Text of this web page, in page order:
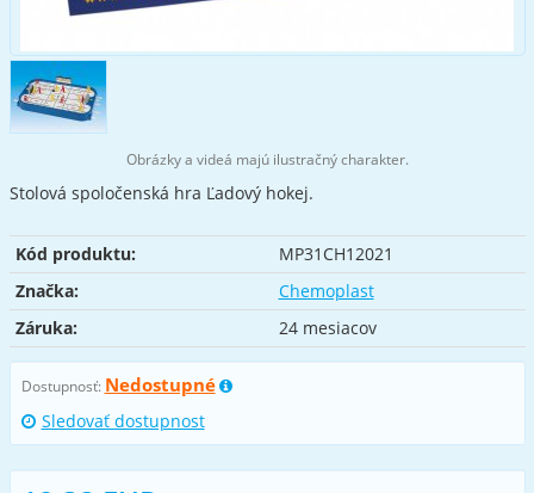
Obrázky a videá majú ilustračný charakter.
Stolová spoločenská hra Ľadový hokej.
Kód produktu:
MP31CH12021
Značka:
Chemoplast
Záruka:
24 mesiacov
Dostupnosť: Nedostupné
Sledovať dostupnost